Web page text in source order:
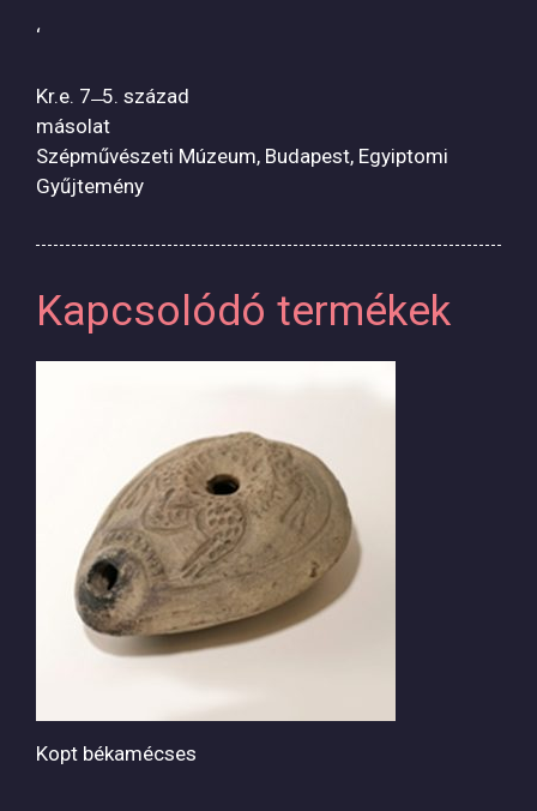
‘
Kr.e. 7 ̶ 5. század
másolat
Szépművészeti Múzeum, Budapest, Egyiptomi
Gyűjtemény
Kapcsolódó termékek
Kopt békamécses